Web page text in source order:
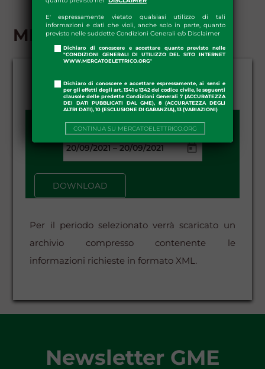
E' espressamente vietato qualsiasi utilizzo di tali
informazioni e dati che violi, anche solo in parte, quanto
previsto nelle suddette Condizioni Generali e/o Disclaimer
Dichiaro di conoscere e accettare quanto previsto nelle
"CONDIZIONI GENERALI DI UTILIZZO DEL SITO INTERNET
WWW.MERCATOELETTRICO.ORG"
Dichiaro di conoscere e accettare espressamente, ai sensi e
per gli effetti degli art. 1341 e 1342 del codice civile, le seguenti
clausole delle predette Condizioni Generali 7 (ACCURATEZZA
DEI DATI PUBBLICATI DAL GME), 8 (ACCURATEZZA DEGLI
ALTRI DATI), 10 (ESCLUSIONE DI GARANZIA), 13 (VARIAZIONI)
CONTINUA SU MERCATOELETTRICO.ORG
MI1 - DOWNLOAD
DATA DA - A:
–
DOWNLOAD
Per il periodo selezionato verrà scaricato un
archivio compresso contenente le
informazioni richieste in formato XML.
Newsletter GME